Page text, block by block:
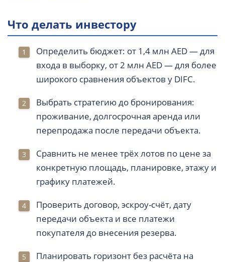
Что делать инвестору
Определить бюджет: от 1,4 млн AED — для
входа в выборку, от 2 млн AED — для более
широкого сравнения объектов у DIFC.
Выбрать стратегию до бронирования:
проживание, долгосрочная аренда или
перепродажа после передачи объекта.
Сравнить не менее трёх лотов по цене за
конкретную площадь, планировке, этажу и
графику платежей.
Проверить договор, эскроу-счёт, дату
передачи объекта и все платежи
покупателя до внесения резерва.
Планировать горизонт без расчёта на